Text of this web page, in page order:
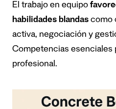
El trabajo en equipo
habilidades blandas como
activa, negociación y
Competencias esenciales
profesional.